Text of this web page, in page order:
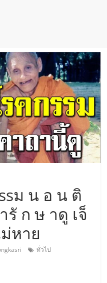
ม น อ น ติ
ก ษ าดู เจ็
หาย
ทั่วไป